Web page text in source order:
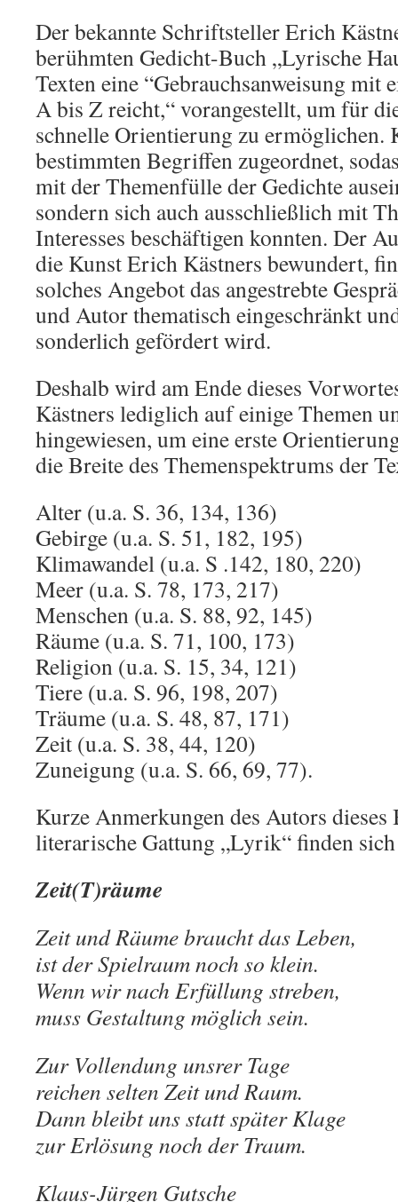
Der bekannte Schriftsteller Erich
berühmten Gedicht-Buch „Lyrische
Texten eine “Gebrauchsanweisung mit
A bis Z reicht,“ vorangestellt, um für
schnelle Orientierung zu ermöglichen.
bestimmten Begriffen zugeordnet,
mit der Themenfülle der Gedichte
sondern sich auch ausschließlich mit
Interesses beschäftigen konnten. Der
die Kunst Erich Kästners bewundert,
solches Angebot das angestrebte
und Autor thematisch eingeschränkt
sonderlich gefördert wird.
Deshalb wird am Ende dieses
Kästners lediglich auf einige Themen
hingewiesen, um eine erste
die Breite des Themenspektrums der
Alter (u.a. S. 36, 134, 136)
Gebirge (u.a. S. 51, 182, 195)
Klimawandel (u.a. S .142, 180, 220)
Meer (u.a. S. 78, 173, 217)
Menschen (u.a. S. 88, 92, 145)
Räume (u.a. S. 71, 100, 173)
Religion (u.a. S. 15, 34, 121)
Tiere (u.a. S. 96, 198, 207)
Träume (u.a. S. 48, 87, 171)
Zeit (u.a. S. 38, 44, 120)
Zuneigung (u.a. S. 66, 69, 77).
Kurze Anmerkungen des Autors dieses
literarische Gattung „Lyrik“ finden
Zeit(T)räume
Zeit und Räume braucht das Leben,
ist der Spielraum noch so klein.
Wenn wir nach Erfüllung streben,
muss Gestaltung möglich sein.
Zur Vollendung unsrer Tage
reichen selten Zeit und Raum.
Dann bleibt uns statt später Klage
zur Erlösung noch der Traum.
Klaus-Jürgen Gutsche